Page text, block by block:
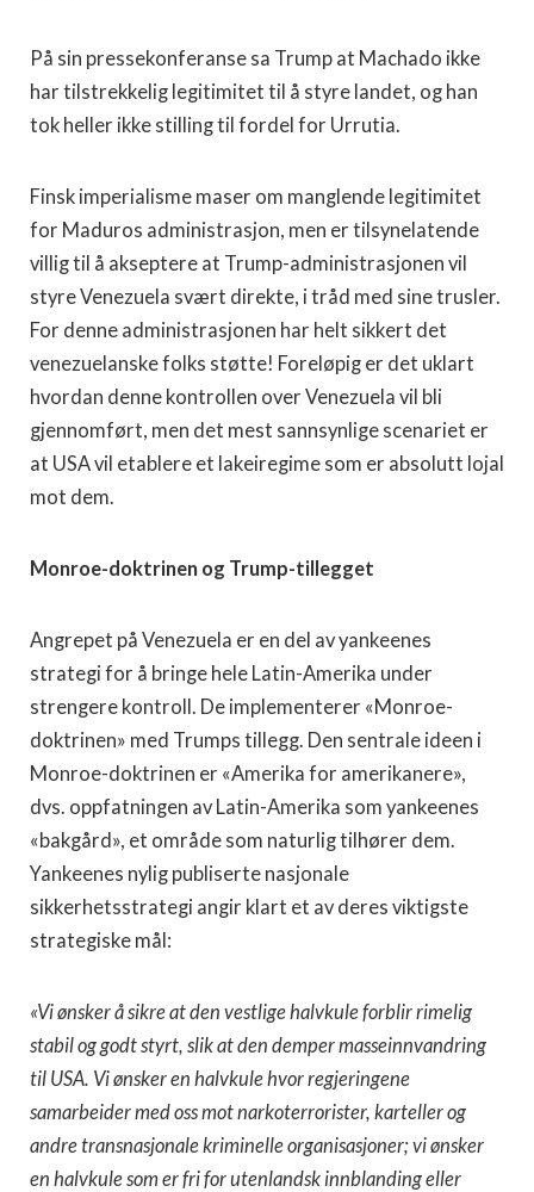
På sin pressekonferanse sa Trump at Machado ikke
har tilstrekkelig legitimitet til å styre landet, og han
tok heller ikke stilling til fordel for Urrutia.
Finsk imperialisme maser om manglende legitimitet
for Maduros administrasjon, men er tilsynelatende
villig til å akseptere at Trump-administrasjonen vil
styre Venezuela svært direkte, i tråd med sine trusler.
For denne administrasjonen har helt sikkert det
venezuelanske folks støtte! Foreløpig er det uklart
hvordan denne kontrollen over Venezuela vil bli
gjennomført, men det mest sannsynlige scenariet er
at USA vil etablere et lakeiregime som er absolutt lojal
mot dem.
Monroe-doktrinen og Trump-tillegget
Angrepet på Venezuela er en del av yankeenes
strategi for å bringe hele Latin-Amerika under
strengere kontroll. De implementerer «Monroe-
doktrinen» med Trumps tillegg. Den sentrale ideen i
Monroe-doktrinen er «Amerika for amerikanere»,
dvs. oppfatningen av Latin-Amerika som yankeenes
«bakgård», et område som naturlig tilhører dem.
Yankeenes nylig publiserte nasjonale
sikkerhetsstrategi angir klart et av deres viktigste
strategiske mål:
«Vi ønsker å sikre at den vestlige halvkule forblir rimelig
stabil og godt styrt, slik at den demper masseinnvandring
til USA. Vi ønsker en halvkule hvor regjeringene
samarbeider med oss mot narkoterrorister, karteller og
andre transnasjonale kriminelle organisasjoner; vi ønsker
en halvkule som er fri for utenlandsk innblanding eller